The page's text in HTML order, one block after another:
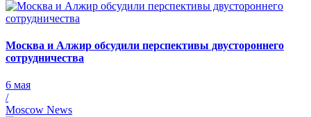
Москва и Алжир обсудили перспективы двустороннего
сотрудничества
6 мая
/
Moscow News